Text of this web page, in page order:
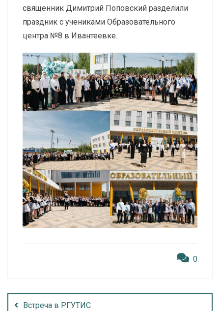
священник Димитрий Поповский разделили
праздник с учениками Образовательного
центра №8 в Ивантеевке.
0
Встреча в РГУТИС